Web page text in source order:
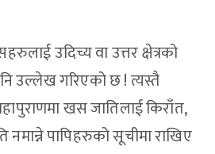
उदिच्य वा उत्तर क्षेत्रको
उल्लेख गरिएको छ ! त्यस्तै
खस जातिलाई किराँत,
पापिहरुको सूचीमा राखिए